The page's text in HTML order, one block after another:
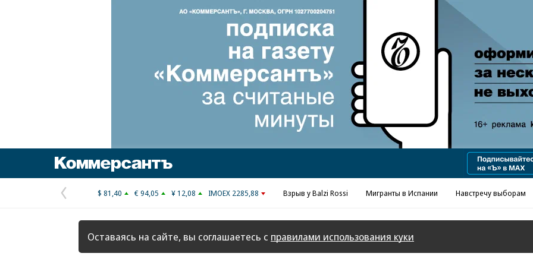
Реклама в «Ъ» www.kommersant.ru/ad
Предыдущая
страница
$ 81,40 € 94,05 ¥ 12,08 IMOEX 2285,88 Взрыв у Balzi Rossi Мигранты в Испании Навстречу выборам
Оставаясь на сайте, вы соглашаетесь с правилами использования куки